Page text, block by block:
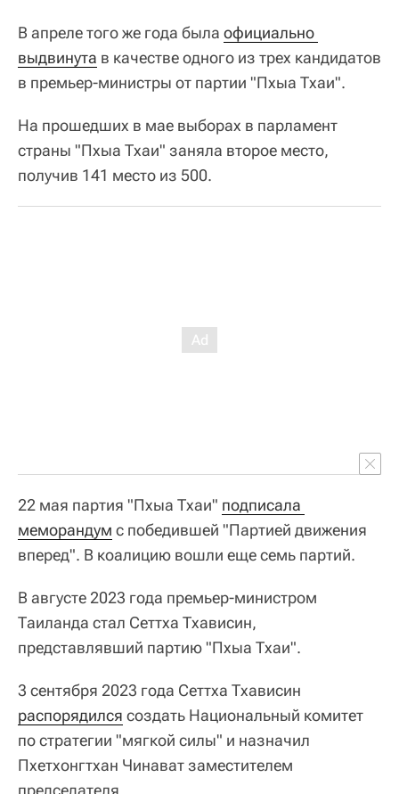
В апреле того же года была официально
выдвинута в качестве одного из трех кандидатов
в премьер-министры от партии "Пхыа Тхаи".
На прошедших в мае выборах в парламент
страны "Пхыа Тхаи" заняла второе место,
получив 141 место из 500.
22 мая партия "Пхыа Тхаи" подписала
меморандум с победившей "Партией движения
вперед". В коалицию вошли еще семь партий.
В августе 2023 года премьер-министром
Таиланда стал Сеттха Тхависин,
представлявший партию "Пхыа Тхаи".
3 сентября 2023 года Сеттха Тхависин
распорядился создать Национальный комитет
по стратегии "мягкой силы" и назначил
Пхетхонгтхан Чинават заместителем
председателя.